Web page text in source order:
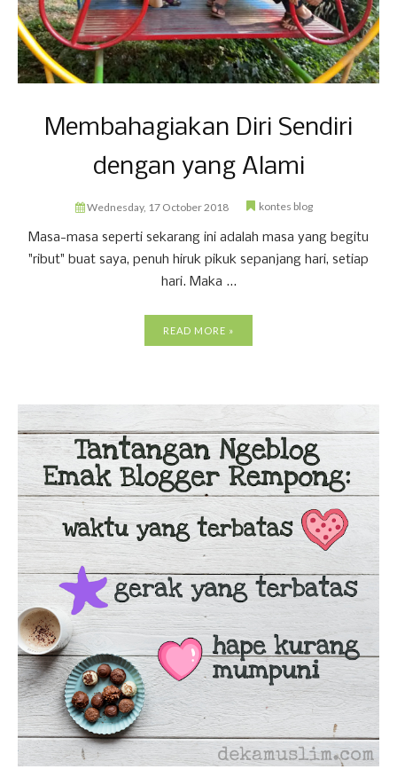
Membahagiakan Diri Sendiri
dengan yang Alami
Wednesday, 17 October 2018 kontes blog
Masa-masa seperti sekarang ini adalah masa yang begitu
"ribut" buat saya, penuh hiruk pikuk sepanjang hari, setiap
hari. Maka ...
READ MORE »